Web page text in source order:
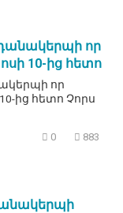
որ
10-ից հետո
որ
ից հետո Չորս
0 883